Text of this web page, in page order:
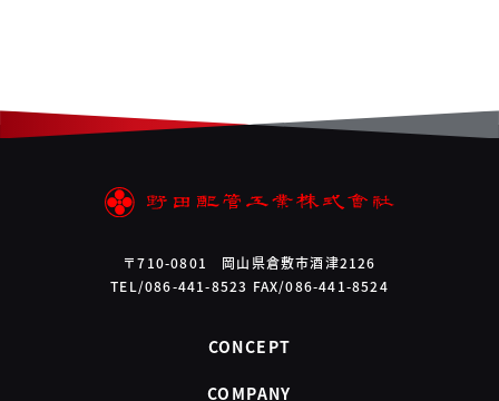
〒710-0801 岡山県倉敷市酒津2126
TEL/086-441-8523 FAX/086-441-8524
CONCEPT
COMPANY